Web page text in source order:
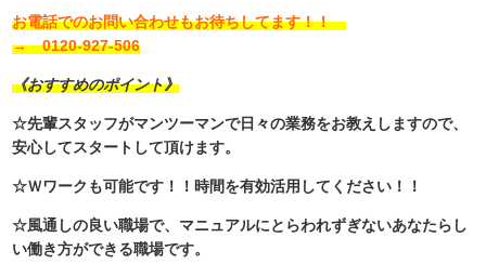
お電話でのお問い合わせもお待ちしてます！！
→ 0120-927-506
《おすすめのポイント》
☆先輩スタッフがマンツーマンで日々の業務をお教えしますので、
安心してスタートして頂けます。
☆Ｗワークも可能です！！時間を有効活用してください！！
☆風通しの良い職場で、マニュアルにとらわれずぎないあなたらし
い働き方ができる職場です。